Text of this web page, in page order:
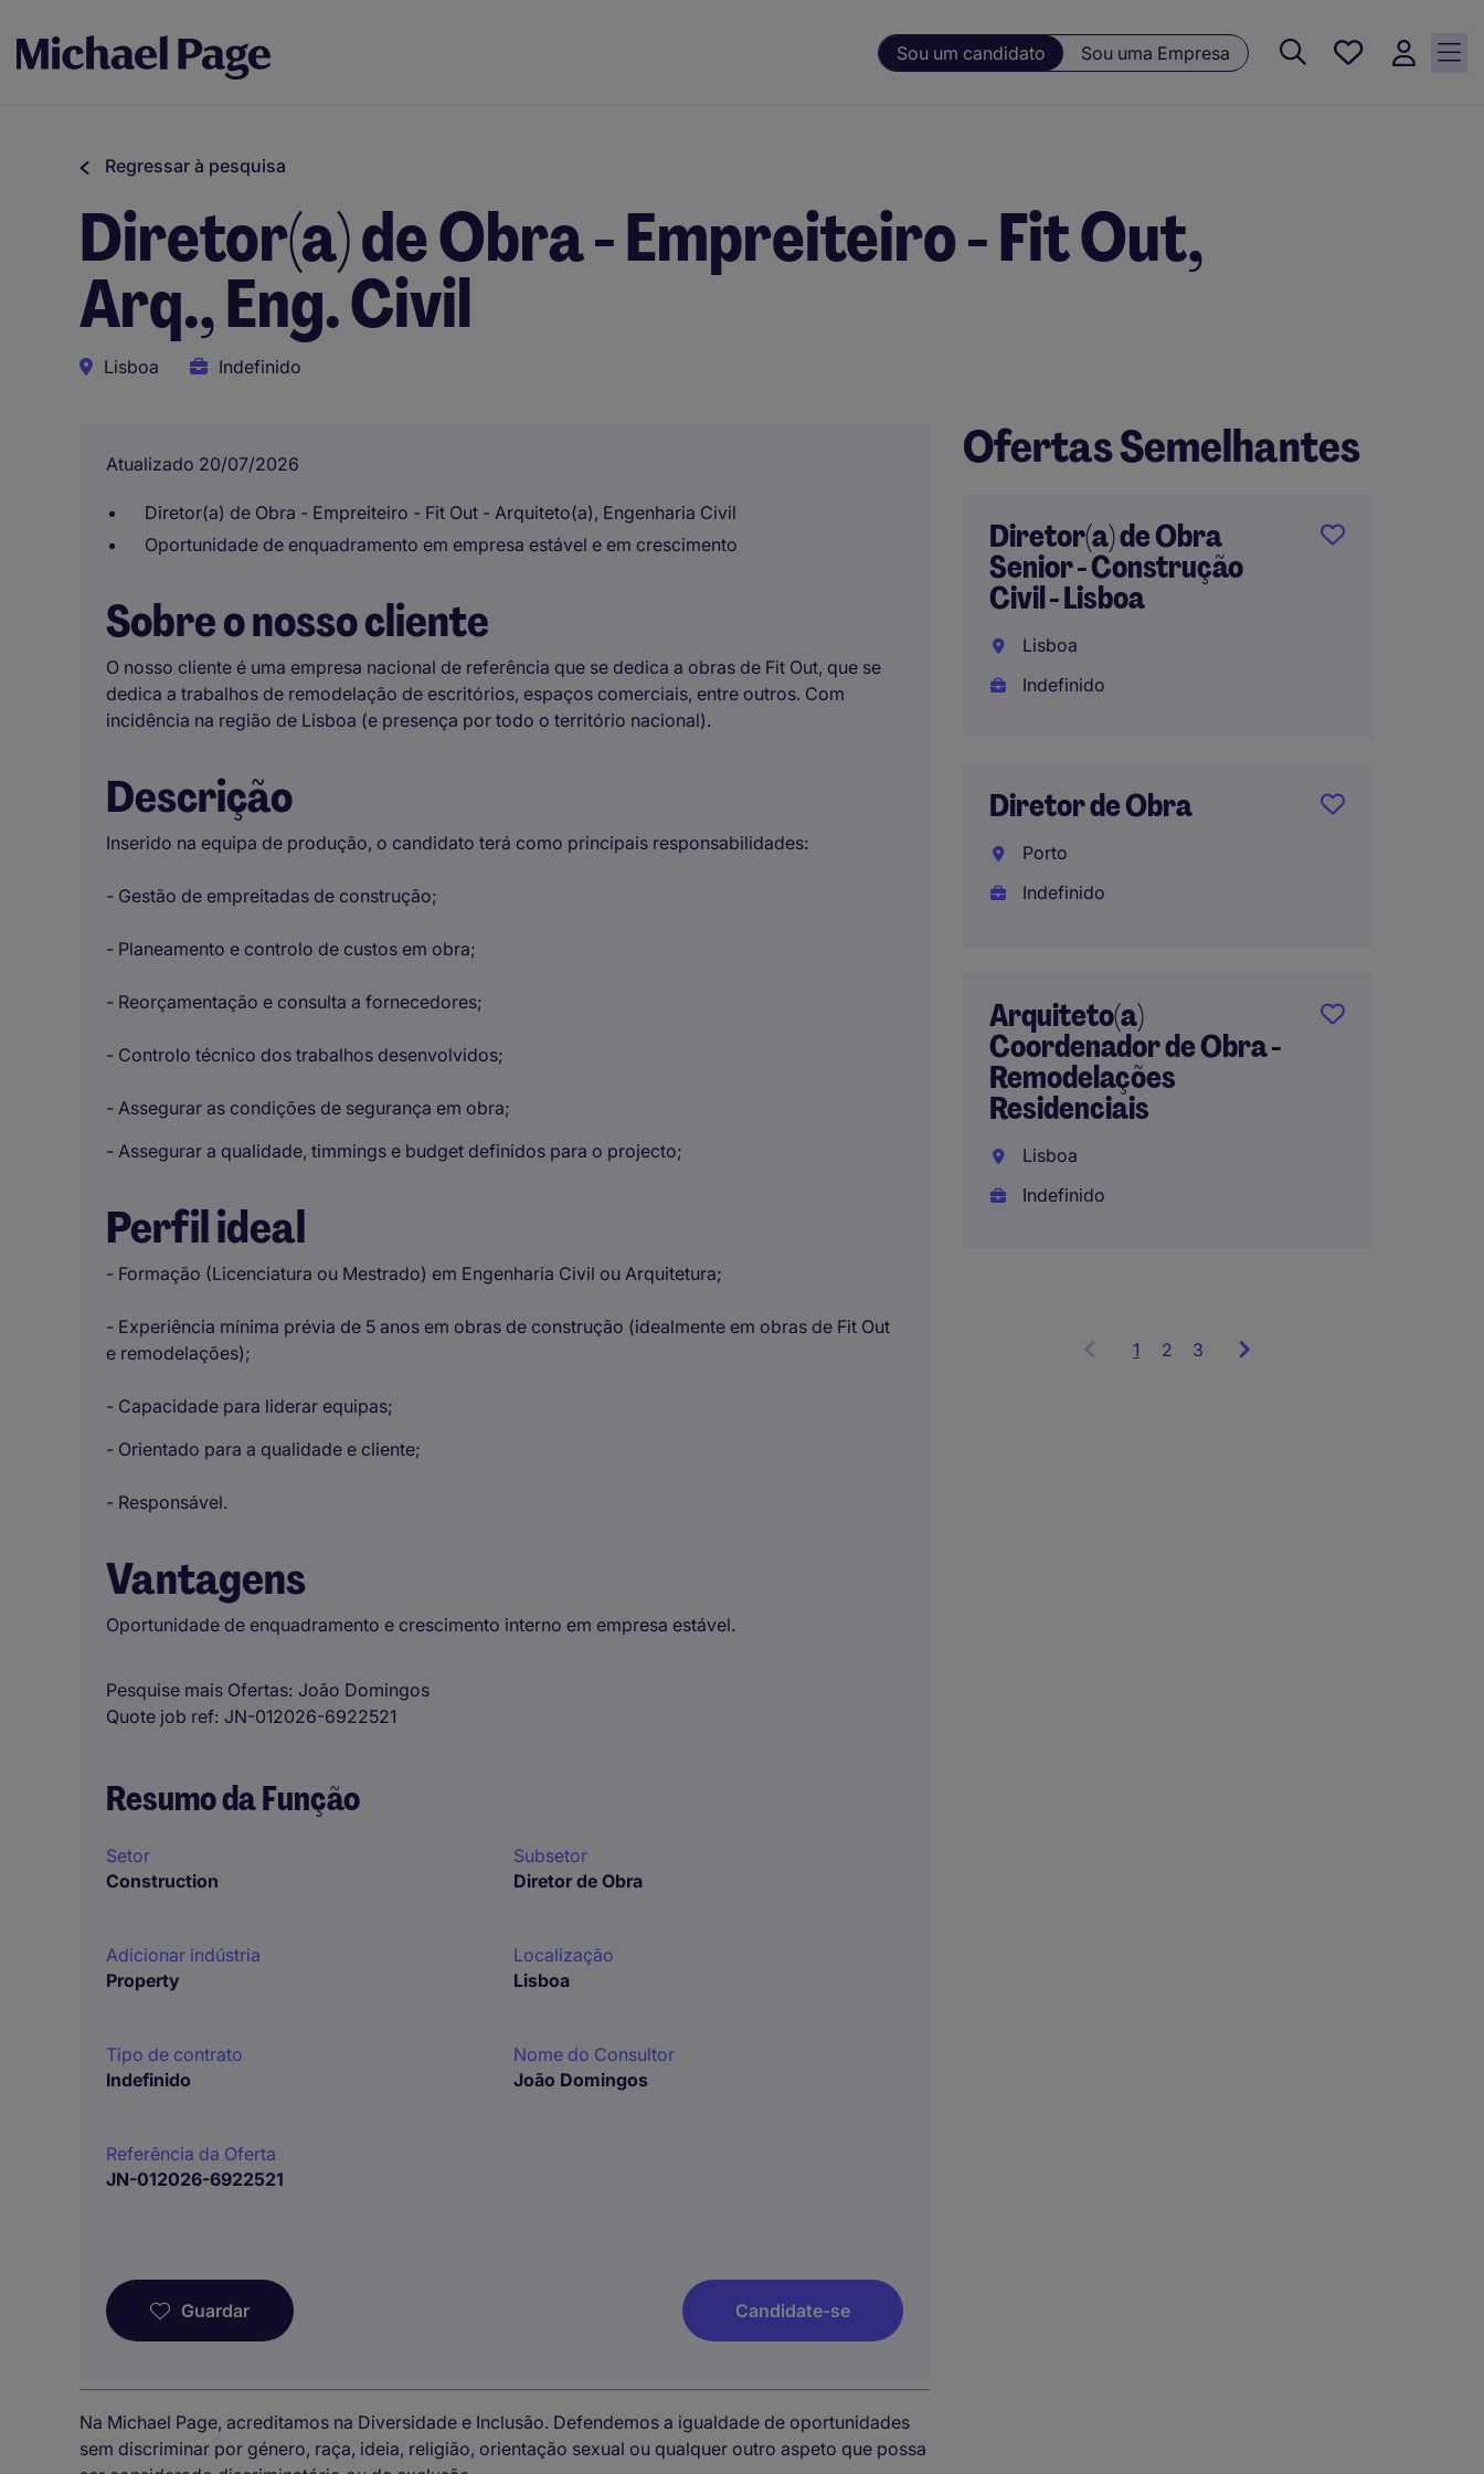
Sou um candidato Sou uma Empresa
Guardar, 0
Regressar à pesquisa
Diretor(a) de Obra - Empreiteiro - Fit Out,
Arq., Eng. Civil
Lisboa Indefinido
Atualizado 20/07/2026
Diretor(a) de Obra - Empreiteiro - Fit Out - Arquiteto(a), Engenharia Civil
Oportunidade de enquadramento em empresa estável e em crescimento
Sobre o nosso cliente
O nosso cliente é uma empresa nacional de referência que se dedica a obras de Fit Out, que se
dedica a trabalhos de remodelação de escritórios, espaços comerciais, entre outros. Com
incidência na região de Lisboa (e presença por todo o território nacional).
Descrição
Inserido na equipa de produção, o candidato terá como principais responsabilidades:
- Gestão de empreitadas de construção;
- Planeamento e controlo de custos em obra;
- Reorçamentação e consulta a fornecedores;
- Controlo técnico dos trabalhos desenvolvidos;
- Assegurar as condições de segurança em obra;
- Assegurar a qualidade, timmings e budget definidos para o projecto;
Perfil ideal
- Formação (Licenciatura ou Mestrado) em Engenharia Civil ou Arquitetura;
- Experiência mínima prévia de 5 anos em obras de construção (idealmente em obras de Fit Out
e remodelações);
- Capacidade para liderar equipas;
- Orientado para a qualidade e cliente;
- Responsável.
Vantagens
Oportunidade de enquadramento e crescimento interno em empresa estável.
Pesquise mais Ofertas João Domingos
Quote job ref JN-012026-6922521
Resumo da Função
Setor
Construction
Subsetor
Diretor de Obra
Adicionar indústria
Property
Localização
Lisboa
Tipo de contrato
Indefinido
Nome do Consultor
João Domingos
Referência da Oferta
JN-012026-6922521
Guardar Candidate-se
Na Michael Page, acreditamos na Diversidade e Inclusão. Defendemos a igualdade de oportunidades
sem discriminar por género, raça, ideia, religião, orientação sexual ou qualquer outro aspeto que possa
Ofertas Semelhantes
Diretor(a) de Obra
Senior - Construção
Civil - Lisboa
Lisboa
Indefinido
Diretor de Obra
Porto
Indefinido
Arquiteto(a)
Coordenador de Obra -
Remodelações
Residenciais
Lisboa
Indefinido
1 Showing
2 3